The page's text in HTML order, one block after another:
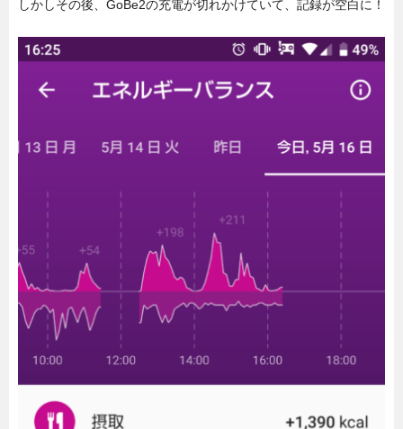
しかしその後、GoBe2の充電が切れかけていて、記録が空白に！